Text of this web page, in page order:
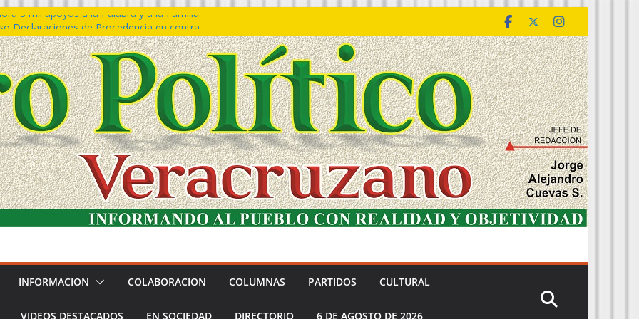
5 mil apoyos a la Palabra y a la Familia
Declaraciones de Procedencia en contra
𝙂𝙤𝙗𝙞𝙚𝙧𝙣𝙤 𝙙𝙚𝙡 𝙀𝙨𝙩𝙖𝙙𝙤 𝙖 𝙙𝙞𝙨𝙛𝙧𝙪𝙩𝙖𝙧
𝙙𝙚𝙡 𝙈𝙖𝙧 𝙚𝙣 𝘾𝙤𝙖𝙩𝙯𝙖𝙘𝙤𝙖𝙡𝙘𝙤𝙨
de policías con vocación de servicio y
SSP
rechaza acusaciones y asegura que
solicitud de desafuero
INFORMACION COLABORACION COLUMNAS PARTIDOS CULTURAL
VIDEOS DESTACADOS EN SOCIEDAD DIRECTORIO 6 DE AGOSTO DE 2026